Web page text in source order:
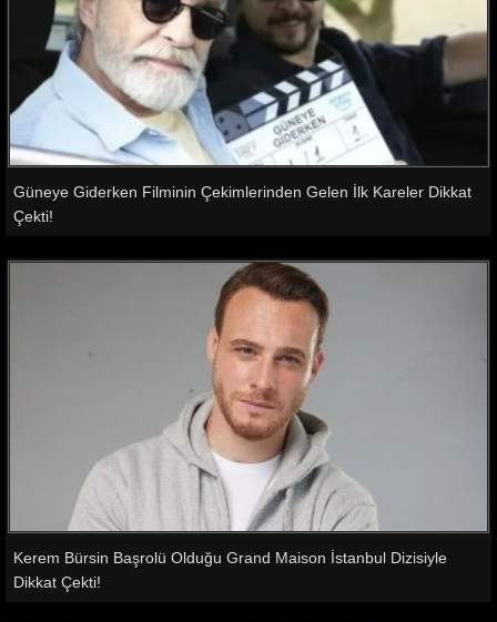
Güneye Giderken Filminin Çekimlerinden Gelen İlk Kareler Dikkat
Çekti!
Kerem Bürsin Başrolü Olduğu Grand Maison İstanbul Dizisiyle
Dikkat Çekti!